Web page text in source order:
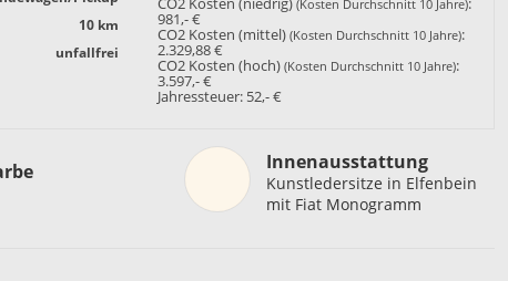
10 km
unfallfrei
(Kosten Durchschnitt 10 Jahre)
981,- €
CO2 Kosten (mittel)(Kosten Durchschnitt 10 Jahre):
2.329,88 €
CO2 Kosten (hoch)(Kosten Durchschnitt 10 Jahre):
3.597,- €
Jahressteuer: 52,- €
InnenausstattungInnenausstattung
Kunstledersitze in Elfenbein
mit Fiat Monogramm